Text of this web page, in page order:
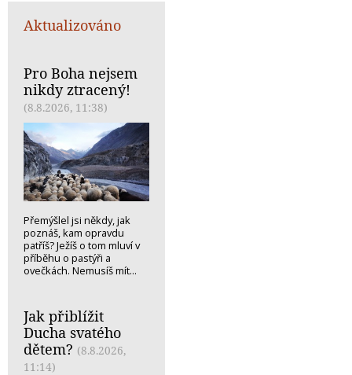
Aktualizováno
Pro Boha nejsem
nikdy ztracený!
(8.8.2026, 11:38)
Přemýšlel jsi někdy, jak
poznáš, kam opravdu
patříš? Ježíš o tom mluví v
příběhu o pastýři a
ovečkách. Nemusíš mít...
Jak přiblížit
Ducha svatého
dětem? (8.8.2026,
11:14)